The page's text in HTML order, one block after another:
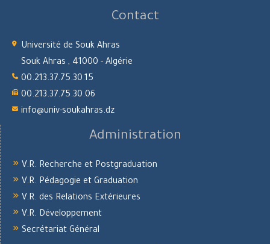
Contact
Université de Souk Ahras
Souk Ahras , 41000 - Algérie
00.213.37.75.30.15
00.213.37.75.30.06
info@univ-soukahras.dz
Administration
V.R. Recherche et Postgraduation
V.R. Pédagogie et Graduation
V.R. des Relations Extérieures
V.R. Développement
Secrétariat Général